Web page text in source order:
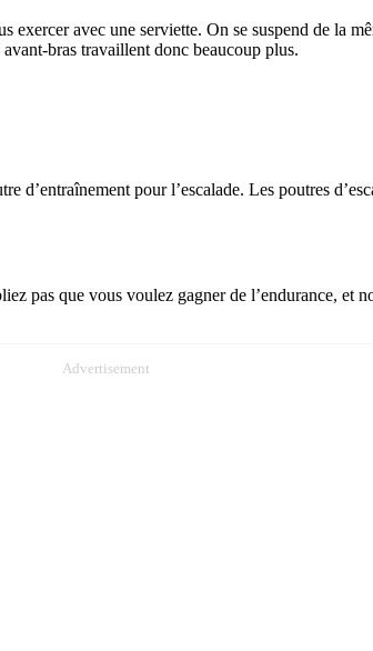
avec une serviette. On se suspend de la
bras travaillent donc beaucoup plus.
pour l’escalade. Les poutres
pas que vous voulez gagner de l’endurance,
Advertisement